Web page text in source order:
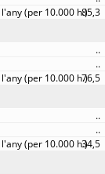
85,3
..
..
76,5
..
..
34,5